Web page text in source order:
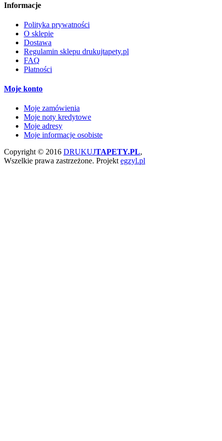
Informacje
Polityka prywatności
O sklepie
Dostawa
Regulamin sklepu drukujtapety.pl
FAQ
Płatności
Moje konto
Moje zamówienia
Moje noty kredytowe
Moje adresy
Moje informacje osobiste
Copyright © 2016 DRUKUJTAPETY.PL,
Wszelkie prawa zastrzeżone. Projekt egzyl.pl